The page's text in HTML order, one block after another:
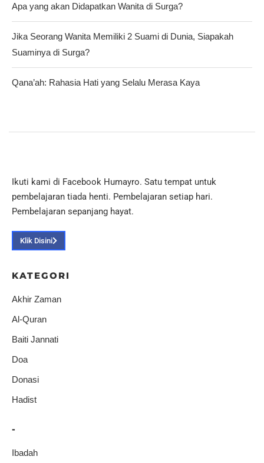
Apa yang akan Didapatkan Wanita di Surga?
Jika Seorang Wanita Memiliki 2 Suami di Dunia, Siapakah
Suaminya di Surga?
Qana’ah: Rahasia Hati yang Selalu Merasa Kaya
Ikuti kami di Facebook Humayro. Satu tempat untuk
pembelajaran tiada henti. Pembelajaran setiap hari.
Pembelajaran sepanjang hayat.
Klik Disini
KATEGORI
Akhir Zaman
Al-Quran
Baiti Jannati
Doa
Donasi
Hadist
-
Ibadah